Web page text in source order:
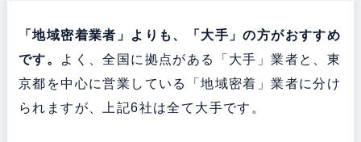
「地域密着業者」よりも、「大手」の方がおすすめ
です。
よく、全国に拠点がある「大手」業者と、東
京都を中心に営業している「地域密着」業者に分け
られますが、上記6社は全て大手です。